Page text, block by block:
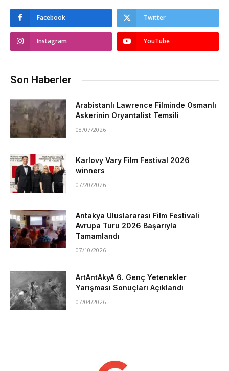
Facebook Twitter
Instagram YouTube
Son Haberler
Arabistanlı Lawrence Filminde Osmanlı
Askerinin Oryantalist Temsili
08/07/2026
Karlovy Vary Film Festival 2026
winners
07/20/2026
Antakya Uluslararası Film Festivali
Avrupa Turu 2026 Başarıyla
Tamamlandı
07/10/2026
ArtAntAkyA 6. Genç Yetenekler
Yarışması Sonuçları Açıklandı
07/04/2026